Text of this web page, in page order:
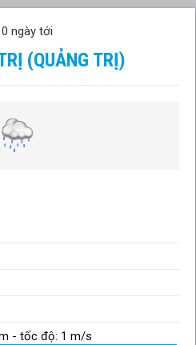
ngày tới
(QUẢNG TRỊ)
- tốc độ: 1 m/s